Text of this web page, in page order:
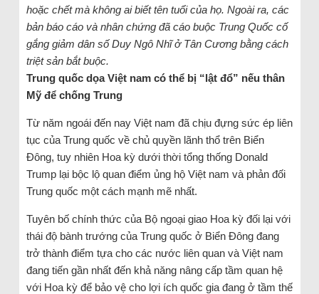
hoặc chết mà không ai biết tên tuổi của họ. Ngoài ra, các
bản báo cáo và nhân chứng đã cáo buộc Trung Quốc cố
gắng giảm dân số Duy Ngô Nhĩ ở Tân Cương bằng cách
triệt sản bắt buộc.
Trung quốc dọa Việt nam có thể bị “lật đổ” nếu thân
Mỹ để chống Trung
Từ năm ngoái đến nay Việt nam đã chịu đựng sức ép liên
tục của Trung quốc về chủ quyền lãnh thổ trên Biển
Đông, tuy nhiên Hoa kỳ dưới thời tổng thống Donald
Trump lại bộc lộ quan điểm ủng hộ Việt nam và phản đối
Trung quốc một cách mạnh mẽ nhất.
Tuyên bố chính thức của Bộ ngoại giao Hoa kỳ đối lại với
thái độ bành trướng của Trung quốc ở Biển Đông đang
trở thành điểm tựa cho các nước liên quan và Việt nam
đang tiến gần nhất đến khả năng nâng cấp tầm quan hệ
với Hoa kỳ để bảo vệ cho lợi ích quốc gia đang ở tầm thế